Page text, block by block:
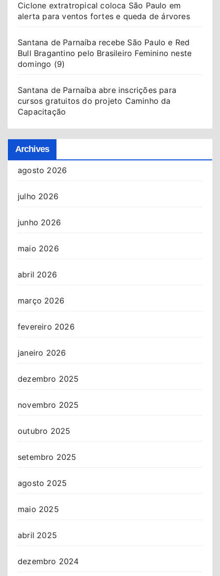
Ciclone extratropical coloca São Paulo em
alerta para ventos fortes e queda de árvores
Santana de Parnaíba recebe São Paulo e Red
Bull Bragantino pelo Brasileiro Feminino neste
domingo (9)
Santana de Parnaíba abre inscrições para
cursos gratuitos do projeto Caminho da
Capacitação
Archives
agosto 2026
julho 2026
junho 2026
maio 2026
abril 2026
março 2026
fevereiro 2026
janeiro 2026
dezembro 2025
novembro 2025
outubro 2025
setembro 2025
agosto 2025
maio 2025
abril 2025
dezembro 2024